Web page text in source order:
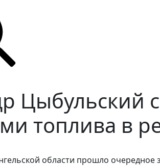
Цыбульский
топлива в
области прошло